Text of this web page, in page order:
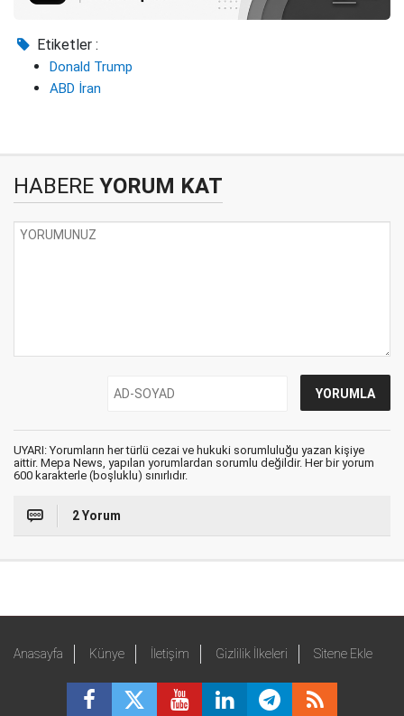
Etiketler :
Donald Trump
ABD İran
HABERE YORUM KAT
UYARI: Yorumların her türlü cezai ve hukuki sorumluluğu yazan kişiye
aittir. Mepa News, yapılan yorumlardan sorumlu değildir. Her bir yorum
600 karakterle (boşluklu) sınırlıdır.
2 Yorum
Anasayfa Künye İletişim Gizlilik İlkeleri Sitene Ekle